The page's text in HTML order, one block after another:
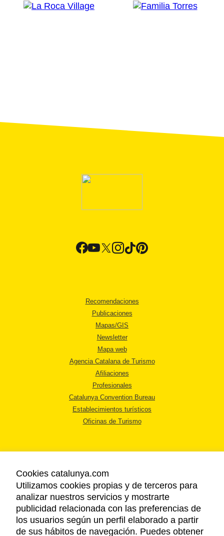
Recomendaciones
Publicaciones
Mapas/GIS
Newsletter
Mapa web
Agencia Catalana de Turismo
Afiliaciones
Profesionales
Catalunya Convention Bureau
Establecimientos turísticos
Oficinas de Turismo
AVISO LEGAL
POLÍTICA DE PRIVACIDAD
COOKIES
ACCESSIBILIDAD
Cookies catalunya.com
Utilizamos cookies propias y de terceros para
analizar nuestros servicios y mostrarte
publicidad relacionada con las preferencias de
los usuarios según un perfil elaborado a partir
de sus hábitos de navegación. Puedes obtener